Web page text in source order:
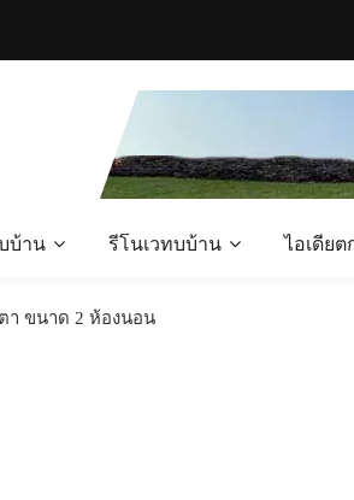
บ้าน รีโนเวทบบ้าน ไอเดียต
อล